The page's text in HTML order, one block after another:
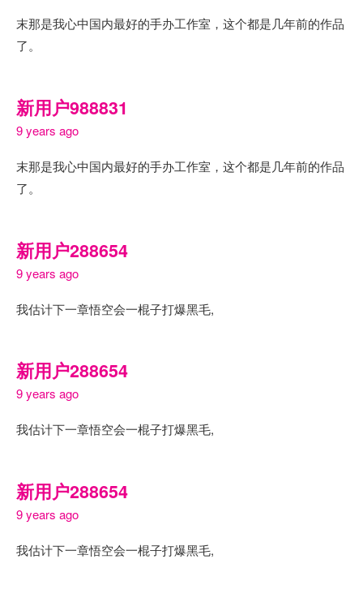
末那是我心中国内最好的手办工作室，这个都是几年前的作品
了。
新用户988831
9 years ago
末那是我心中国内最好的手办工作室，这个都是几年前的作品
了。
新用户288654
9 years ago
我估计下一章悟空会一棍子打爆黑毛,
新用户288654
9 years ago
我估计下一章悟空会一棍子打爆黑毛,
新用户288654
9 years ago
我估计下一章悟空会一棍子打爆黑毛,